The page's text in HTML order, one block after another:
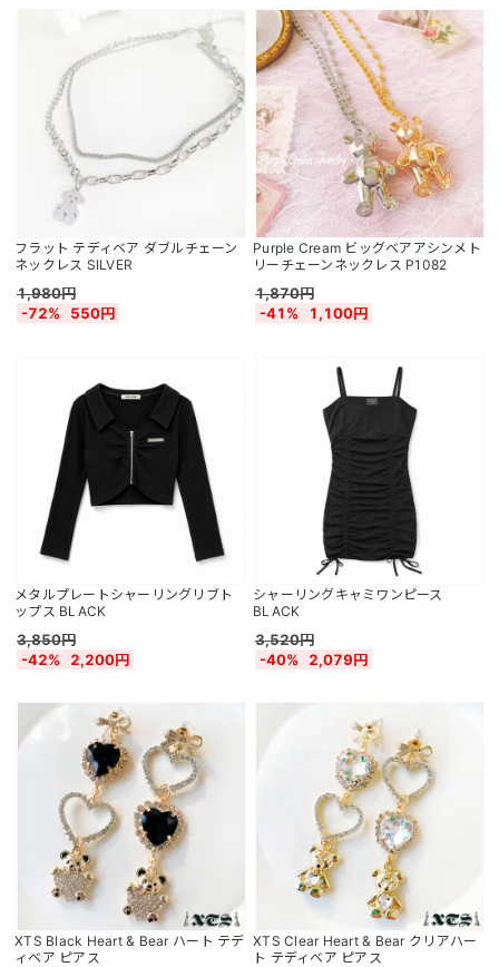
フラット テディベア ダブルチェーン
ネックレス SILVER
1,980円
-72%
550円
Purple Cream ビッグベアアシンメト
リーチェーンネックレス P1082
1,870円
-41%
1,100円
メタルプレートシャーリングリブト
ップス BLACK
3,850円
-42%
2,200円
シャーリングキャミワンピース
BLACK
3,520円
-40%
2,079円
XTS Black Heart & Bear ハート テデ
ィベア ピアス
XTS Clear Heart & Bear クリアハー
ト テディベア ピアス